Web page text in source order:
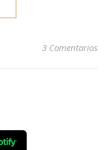
3 Comentarios